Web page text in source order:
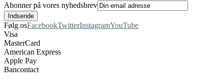
Abonner på vores nyhedsbrev
Følg osFacebookTwitterInstagramYouTube
Visa
MasterCard
American Express
Apple Pay
Bancontact